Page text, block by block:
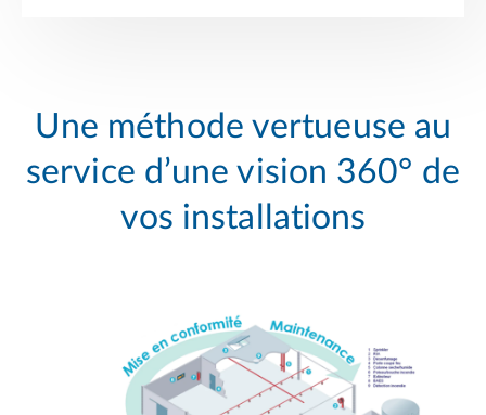
Une méthode vertueuse au
service d’une vision 360° de
vos installations